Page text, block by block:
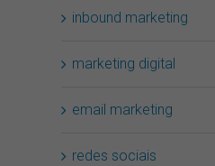
inbound marketing
marketing digital
email marketing
redes sociais